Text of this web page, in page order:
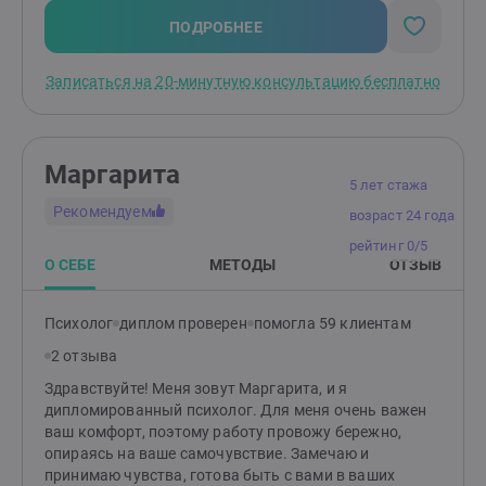
Родителям: помогу разобраться в причинах
возникших трудностей и найти эффективные способы
отношения и понять своего ребенка.
ПОДРОБНЕЕ
Записаться на 20-минутную консультацию бесплатно
5 лет стажа
возраст 24 года
рейтинг 0/5
Маргарита
Рекомендуем
О СЕБЕ МЕТОДЫ ОТЗЫВ
Психолог диплом проверен помогла 59 клиентам
2 отзыва
Здравствуйте! Меня зовут Маргарита, и я
дипломированный психолог. Для меня очень важен
ваш комфорт, поэтому работу провожу бережно,
опираясь на ваше самочувствие. Замечаю и
принимаю чувства, готова быть с вами в ваших